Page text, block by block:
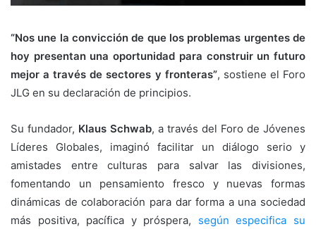
“Nos une la convicción de que los problemas urgentes de
hoy presentan una oportunidad para construir un futuro
mejor a través de sectores y fronteras”, sostiene el Foro
JLG en su declaración de principios.
Su fundador, Klaus Schwab, a través del Foro de Jóvenes
Líderes Globales, imaginó facilitar un diálogo serio y
amistades entre culturas para salvar las divisiones,
fomentando un pensamiento fresco y nuevas formas
dinámicas de colaboración para dar forma a una sociedad
más positiva, pacífica y próspera, según especifica su